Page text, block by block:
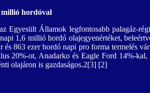
millió hordóval
Egyesült Államok legfontosabb palagáz-
1,6 millió hordó olajegyenértéket,
863 ezer hordó napi pro forma termelés
20%-ot, Anadarko és Eagle Ford 14%-
olajáron is gazdaságos.2[3] [2]